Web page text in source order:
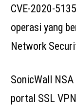
CVE-2020-
operasi yang
Network
SonicWall
portal SSL